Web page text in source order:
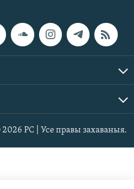
РС | Усе правы захаваныя.